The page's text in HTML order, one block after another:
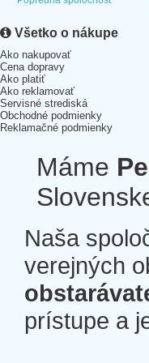
Všetko o nákupe
Ako nakupovať
Cena dopravy
Ako platiť
Ako reklamovať
Servisné strediská
Obchodné podmienky
Reklamačné podmienky
Máme
Naša
verejných
prístupe a